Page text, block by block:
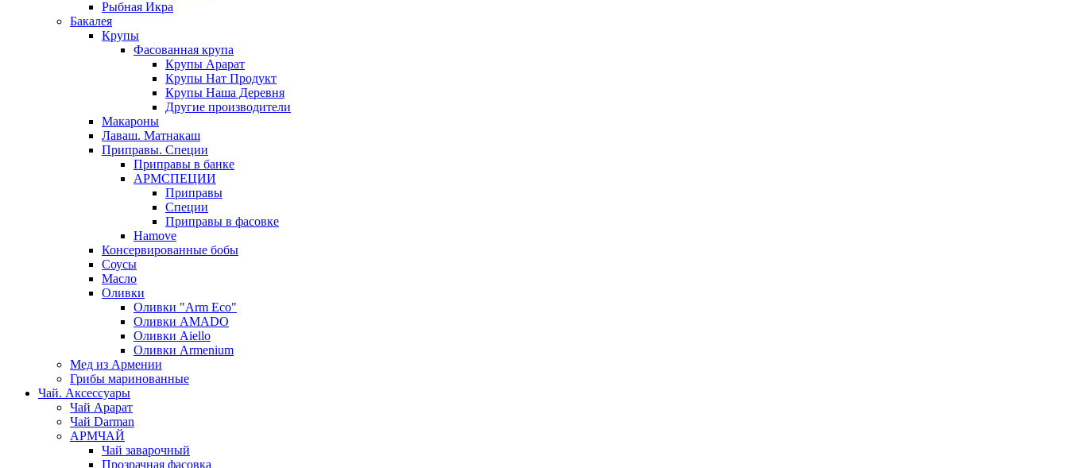
Рыбная Икра
Бакалея
Крупы
Фасованная крупа
Крупы Арарат
Крупы Нат Продукт
Крупы Наша Деревня
Другие производители
Макароны
Лаваш. Матнакаш
Приправы. Специи
Приправы в банке
АРМСПЕЦИИ
Приправы
Специи
Приправы в фасовке
Hamove
Консервированные бобы
Соусы
Масло
Оливки
Оливки "Arm Eco"
Оливки AMADO
Оливки Aiello
Оливки Armenium
Мед из Армении
Грибы маринованные
Чай. Аксессуары
Чай Арарат
Чай Darman
АРМЧАЙ
Чай заварочный
Прозрачная фасовка